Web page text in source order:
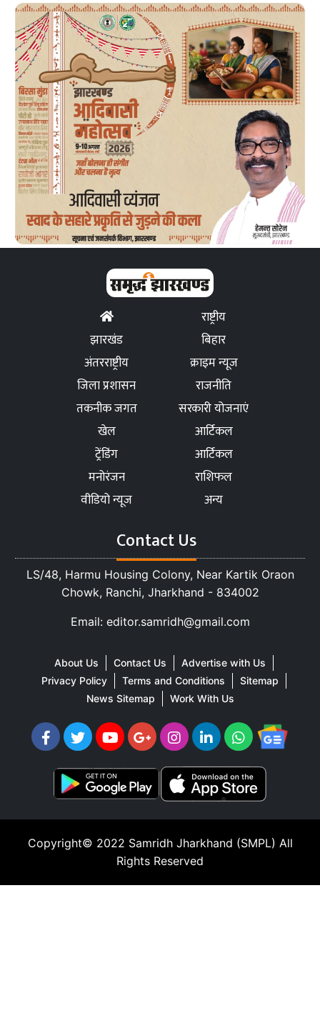
राष्ट्रीय
झारखंड
बिहार
अंतरराष्ट्रीय
क्राइम न्यूज
जिला प्रशासन
राजनीति
तकनीक जगत
सरकारी योजनाएं
खेल
आर्टिकल
ट्रेंडिंग
आर्टिकल
मनोरंजन
राशिफल
वीडियो न्यूज
अन्य
Contact Us
LS/48, Harmu Housing Colony, Near Kartik Oraon
Chowk, Ranchi, Jharkhand - 834002
Email: editor.samridh@gmail.com
About Us Contact Us
Advertise with Us
Privacy Policy
Terms and Conditions
Sitemap
News Sitemap
Work With Us
Copyright© 2022 Samridh Jharkhand (SMPL) All
Rights Reserved